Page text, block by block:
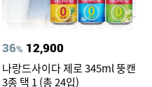
36% 12,900
나랑드사이다 제로 345ml 뚱캔
3종 택 1 (총 24입)